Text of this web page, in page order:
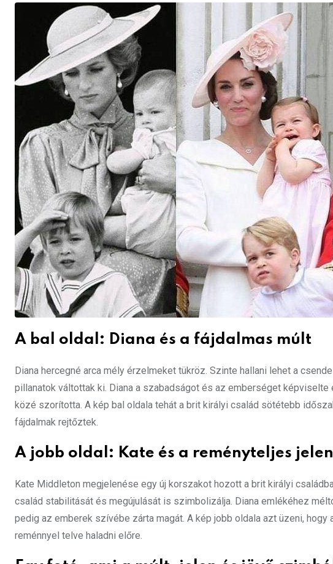
A bal oldal: Diana és a fájdalmas múlt
Diana hercegné arca mély érzelmeket tükröz. Szinte hallani lehet a
pillanatok váltottak ki. Diana a szabadságot és az emberséget
közé szorította. A kép bal oldala tehát a brit királyi család sötétebb
fájdalmak rejtőztek.
A jobb oldal: Kate és a reményteljes jelen
Kate Middleton megjelenése egy új korszakot hozott a brit királyi
család stabilitását és megújulását is szimbolizálja. Diana emlékéhez
pedig az emberek szívébe zárta magát. A kép jobb oldala azt üzeni,
reménnyel telve haladni előre.